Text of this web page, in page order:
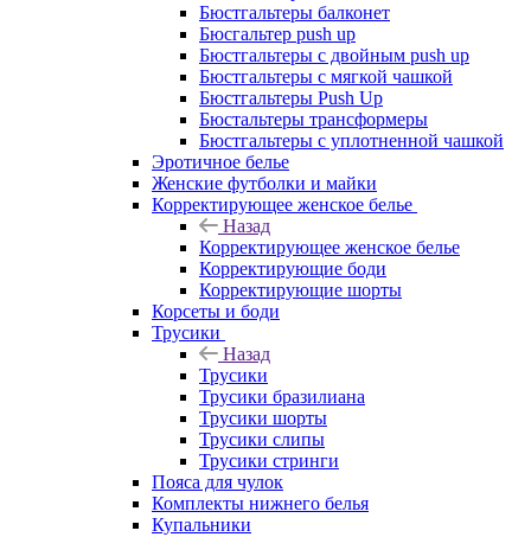
Бюстгальтеры балконет
Бюсгальтер push up
Бюстгальтеры с двойным push up
Бюстгальтеры с мягкой чашкой
Бюстгальтеры Push Up
Бюстальтеры трансформеры
Бюстгальтеры с уплотненной чашкой
Эротичное белье
Женские футболки и майки
Корректирующее женское белье
Назад
Корректирующее женское белье
Корректирующие боди
Корректирующие шорты
Корсеты и боди
Трусики
Назад
Трусики
Трусики бразилиана
Трусики шорты
Трусики слипы
Трусики стринги
Пояса для чулок
Комплекты нижнего белья
Купальники